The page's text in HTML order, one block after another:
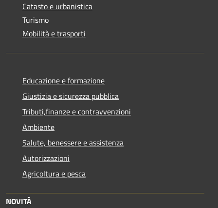
Catasto e urbanistica
Turismo
Mobilità e trasporti
Educazione e formazione
Giustizia e sicurezza pubblica
Tributi,finanze e contravvenzioni
Ambiente
Salute, benessere e assistenza
Autorizzazioni
Agricoltura e pesca
NOVITÀ